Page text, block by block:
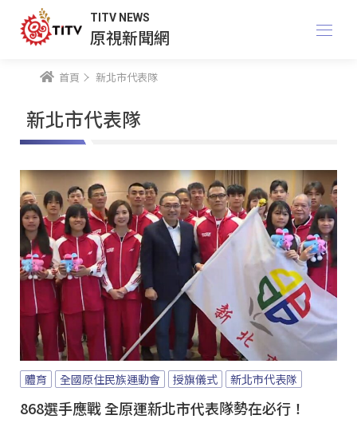
TITV NEWS
原視新聞網
首頁 新北市代表隊
新北市代表隊
體育 全國原住民族運動會 授旗儀式 新北市代表隊
868選手應戰 全原運新北市代表隊勢在必行！